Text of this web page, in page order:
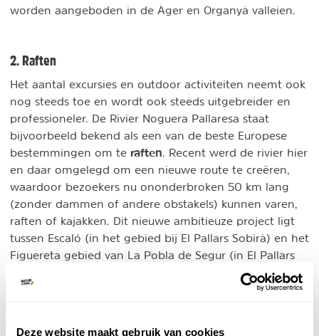
Deze website maakt gebruik van cookies
worden aangeboden in de Àger en Organyà valleien.
2. Raften
Het aantal excursies en outdoor activiteiten neemt ook
nog steeds toe en wordt ook steeds uitgebreider en
professioneler. De Rivier Noguera Pallaresa staat
bijvoorbeeld bekend als een van de beste Europese
bestemmingen om te raften. Recent werd de rivier hier
en daar omgelegd om een nieuwe route te creëren,
waardoor bezoekers nu ononderbroken 50 km lang
(zonder dammen of andere obstakels) kunnen varen,
raften of kajakken. Dit nieuwe ambitieuze project ligt
tussen Escaló (in het gebied bij El Pallars Sobirà) en het
Figuereta gebied van La Pobla de Segur (in El Pallars
Jussà). Met het nieuwe initiatief hoopt de regio zich te
positioneren als een van de beste